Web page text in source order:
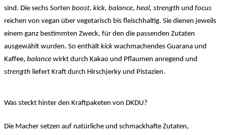
sind. Die sechs Sorten boost, kick, balance, heal, strength und focus
reichen von vegan über vegetarisch bis fleischhaltig. Sie dienen jeweils
einem ganz bestimmten Zweck, für den die passenden Zutaten
ausgewählt wurden. So enthält kick wachmachendes Guarana und
Kaffee, balance wirkt durch Kakao und Pflaumen anregend und
strength liefert Kraft durch Hirschjerky und Pistazien.
Was steckt hinter den Kraftpaketen von DKDU?
Die Macher setzen auf natürliche und schmackhafte Zutaten,